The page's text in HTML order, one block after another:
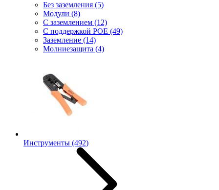
Без заземления (5)
Модули (8)
С заземлением (12)
С поддержкой POE (49)
Заземление (14)
Молниезащита (4)
Инструменты (492)